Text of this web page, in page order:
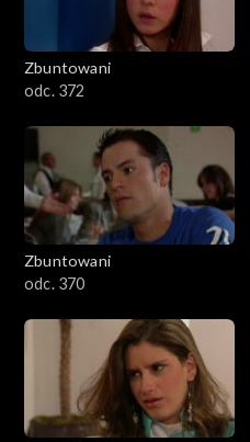
Zbuntowani
odc. 372
Zbuntowani
odc. 370